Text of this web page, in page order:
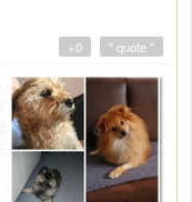
" quote "
+0